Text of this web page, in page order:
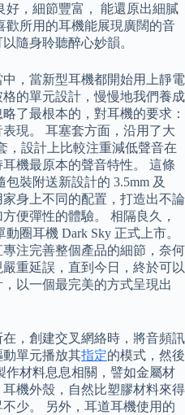
好，細節豐富， 能還原出細膩
歡所用的耳機能展現廣闊的音
隨身聆聽醉心妙韻。
，當新型耳機都開始用上靜電
的單元設計，慢慢地我們養成
了最根本的，對耳機的要求：
現。 耳塞套方面，沿用了大
，設計上比較注重減低聲音在
機最原本的聲音特性。 這條
裝附送新設計的 3.5mm 及
身上不同的配置，打造出不論
便彈性的體驗。 相隔良久，
圈耳機 Dark Sky 正式上市。
注完善整個產品的細節，奈何
重延誤，直到今日，終於可以
以一個最完美的方式呈現出
，創建交叉網絡時，將音頻訊
單元播放其指定的模式，然後
作材料息息相關，譬如金屬材
機外殼，自然比塑膠材料來得
少。 另外，耳道耳機使用的